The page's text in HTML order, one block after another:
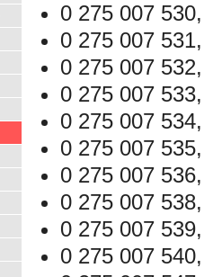
0 275 007 530,
0 275 007 531,
0 275 007 532,
0 275 007 533,
0 275 007 534,
0 275 007 535,
0 275 007 536,
0 275 007 538,
0 275 007 539,
0 275 007 540,